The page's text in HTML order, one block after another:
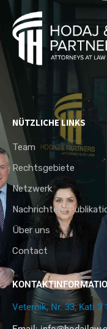
NÜTZLICHE LINKS
Team
Rechtsgebiete
Netzwerk
Nachrichten/
Über uns
Contact
Veternik, Nr. 33, Kati 3